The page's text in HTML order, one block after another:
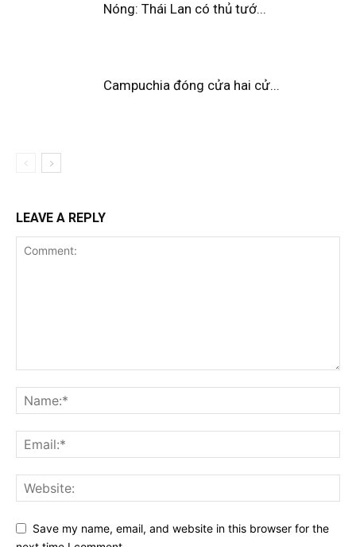
Nóng: Thái Lan có thủ tướ...
Campuchia đóng cửa hai cử...
LEAVE A REPLY
Save my name, email, and website in this browser for the